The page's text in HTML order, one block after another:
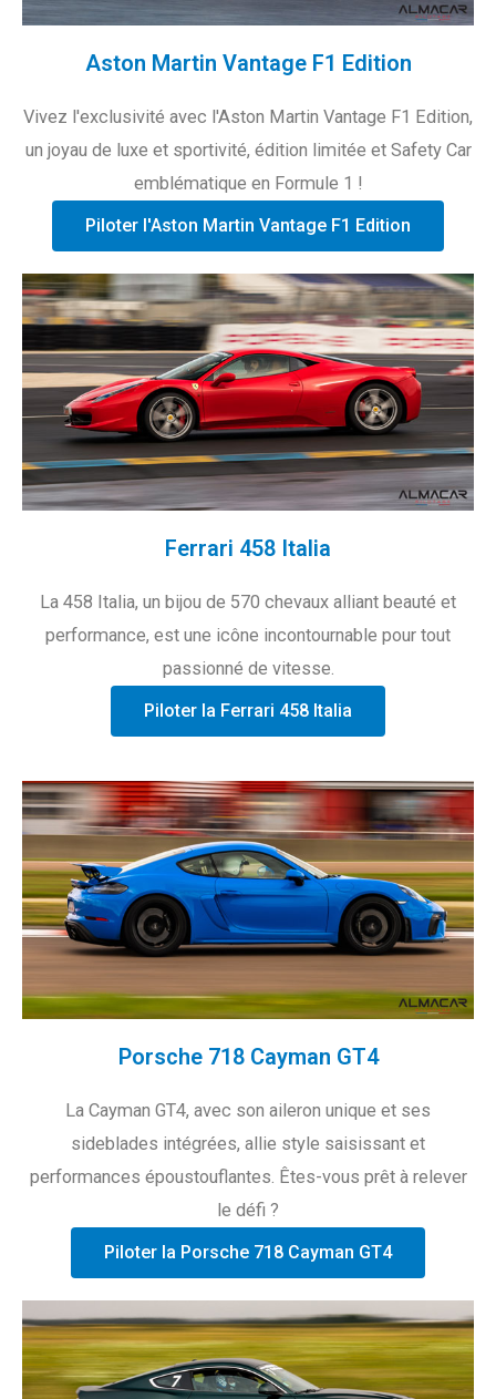
Aston Martin Vantage F1 Edition
Vivez l'exclusivité avec l'Aston Martin Vantage F1 Edition,
un joyau de luxe et sportivité, édition limitée et Safety Car
emblématique en Formule 1 !
Piloter l'Aston Martin Vantage F1 Edition
Ferrari 458 Italia
La 458 Italia, un bijou de 570 chevaux alliant beauté et
performance, est une icône incontournable pour tout
passionné de vitesse.
Piloter la Ferrari 458 Italia
Porsche 718 Cayman GT4
La Cayman GT4, avec son aileron unique et ses
sideblades intégrées, allie style saisissant et
performances époustouflantes. Êtes-vous prêt à relever
le défi ?
Piloter la Porsche 718 Cayman GT4